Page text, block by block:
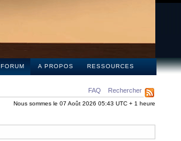
FORUM A PROPOS RESSOURCES
FAQ Rechercher
Nous sommes le 07 Août 2026 05:43 UTC + 1 heure